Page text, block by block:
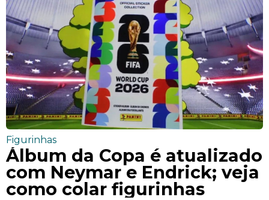
Figurinhas
Álbum da Copa é atualizado
com Neymar e Endrick; veja
como colar figurinhas